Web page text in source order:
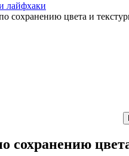
лайфхаки
сохранению цвета и
сохранению